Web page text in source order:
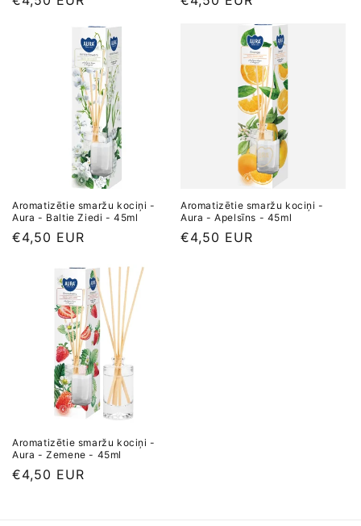
Aromatizētie smaržu kociņi -
Aura - Baltie Ziedi - 45ml
Parastā
€4,50 EUR
Aromatizētie smaržu kociņi -
Aura - Apelsīns - 45ml
Parastā
€4,50 EUR
Aromatizētie smaržu kociņi -
Aura - Zemene - 45ml
Parastā
€4,50 EUR